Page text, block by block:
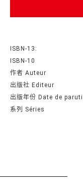
ISBN-13:
ISBN-10
作者 Auteur
出版社 Editeur
出版年份 Date de
系列 Séries